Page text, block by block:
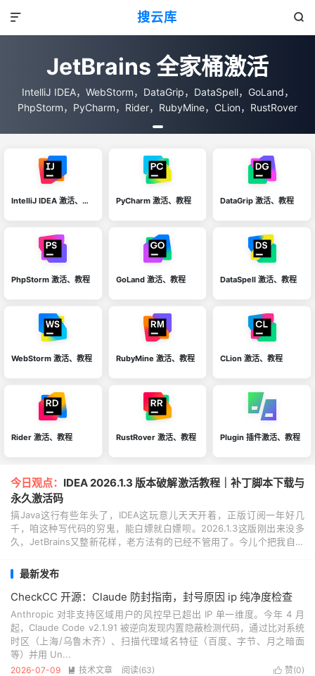
搜云库 

JetBrains 全家桶激活
IntelliJ IDEA，WebStorm，DataGrip，DataSpell，GoLand，
PhpStorm，PyCharm，Rider，RubyMine，CLion，RustRover
JetBrains 全家桶激活
IntelliJ IDEA，WebStorm，DataGrip，DataSpell，GoLand，
PhpStorm，PyCharm，Rider，RubyMine，CLion，RustRover
JetBrains 全家桶激活
IntelliJ IDEA，WebStorm，DataGrip，DataSpell，GoLand，
PhpStorm，PyCharm，Rider，RubyMine，CLion，RustRover
IntelliJ IDEA 激活、教程 PyCharm 激活、教程 DataGrip 激活、教程
PhpStorm 激活、教程 GoLand 激活、教程 DataSpell 激活、教程
WebStorm 激活、教程 RubyMine 激活、教程 CLion 激活、教程
Rider 激活、教程 RustRover 激活、教程 Plugin 插件激活、教程
今日观点： IDEA 2026.1.3 版本破解激活教程｜补丁脚本下载与
永久激活码
搞Java这行有些年头了，IDEA这玩意儿天天开着，正版订阅一年好几
千，咱这种写代码的穷鬼，能白嫖就白嫖呗。2026.1.3这版刚出来没多
久，JetBrains又整新花样，老方法有的已经不管用了。今儿个把我自己
最新发布
CheckCC 开源：Claude 防封指南，封号原因 ip 纯净度检查
Anthropic 对非支持区域用户的风控早已超出 IP 单一维度。今年 4 月
起，Claude Code v2.1.91 被逆向发现内置隐蔽检测代码，通过比对系统
时区（上海/乌鲁木齐）、扫描代理域名特征（百度、字节、月之暗面
等）并用 Un...
 赞(0)
2026-07-09  技术文章 阅读(63)